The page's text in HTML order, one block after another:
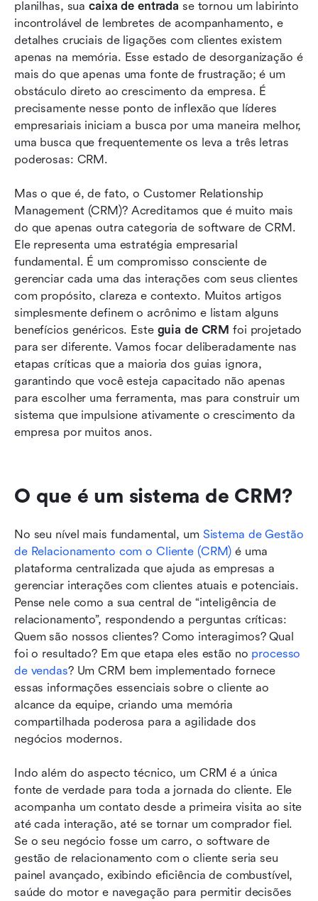
planilhas, sua caixa de entrada se tornou um labirinto
incontrolável de lembretes de acompanhamento, e
detalhes cruciais de ligações com clientes existem
apenas na memória. Esse estado de desorganização é
mais do que apenas uma fonte de frustração; é um
obstáculo direto ao crescimento da empresa. É
precisamente nesse ponto de inflexão que líderes
empresariais iniciam a busca por uma maneira melhor,
uma busca que frequentemente os leva a três letras
poderosas: CRM.
Mas o que é, de fato, o Customer Relationship
Management (CRM)? Acreditamos que é muito mais
do que apenas outra categoria de software de CRM.
Ele representa uma estratégia empresarial
fundamental. É um compromisso consciente de
gerenciar cada uma das interações com seus clientes
com propósito, clareza e contexto. Muitos artigos
simplesmente definem o acrônimo e listam alguns
benefícios genéricos. Este guia de CRM foi projetado
para ser diferente. Vamos focar deliberadamente nas
etapas críticas que a maioria dos guias ignora,
garantindo que você esteja capacitado não apenas
para escolher uma ferramenta, mas para construir um
sistema que impulsione ativamente o crescimento da
empresa por muitos anos.
O que é um sistema de CRM?
No seu nível mais fundamental, um Sistema de Gestão
de Relacionamento com o Cliente (CRM) é uma
plataforma centralizada que ajuda as empresas a
gerenciar interações com clientes atuais e potenciais.
Pense nele como a sua central de “inteligência de
relacionamento”, respondendo a perguntas críticas:
Quem são nossos clientes? Como interagimos? Qual
foi o resultado? Em que etapa eles estão no processo
de vendas? Um CRM bem implementado fornece
essas informações essenciais sobre o cliente ao
alcance da equipe, criando uma memória
compartilhada poderosa para a agilidade dos
negócios modernos.
Indo além do aspecto técnico, um CRM é a única
fonte de verdade para toda a jornada do cliente. Ele
acompanha um contato desde a primeira visita ao site
até cada interação, até se tornar um comprador fiel.
Se o seu negócio fosse um carro, o software de
gestão de relacionamento com o cliente seria seu
painel avançado, exibindo eficiência de combustível,
saúde do motor e navegação para permitir decisões
negócio?
Conclusão
Perguntas frequentes
Leitura relacionada